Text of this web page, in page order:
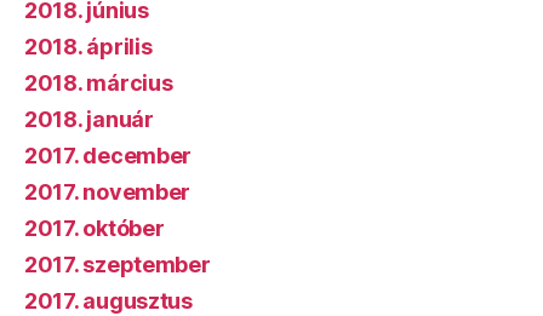
2018. június
2018. április
2018. március
2018. január
2017. december
2017. november
2017. október
2017. szeptember
2017. augusztus